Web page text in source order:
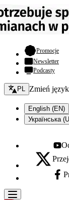
Promocje-
Newsletter
Podcasty
Zmień język -
PL Zmień
English (EN)
Українська
X - otwiera